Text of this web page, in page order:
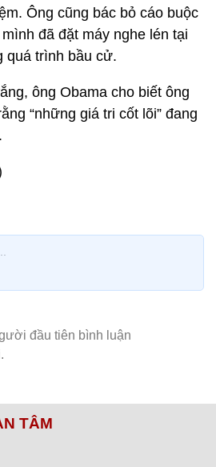
Ông cũng bác bỏ cáo buộc
đã đặt máy nghe lén tại
quá trình bầu cử.
ông Obama cho biết ông
“những giá tri cốt lõi” đang
TÂM